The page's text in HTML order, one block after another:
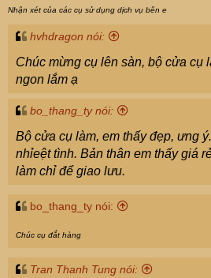
Nhận xét của các cụ sử dụng dịch vụ bên e
hvhdragon nói:
Chúc mừng cụ lên sàn, bộ cửa cụ
ngon lắm ạ
bo_thang_ty nói:
Bộ cửa cụ làm, em thấy đẹp, ưng
nhỉeệt tình. Bản thân em thấy giá
làm chỉ để giao lưu.
bo_thang_ty nói:
Chúc cụ đắt hàng
Tran Thanh Tung nói: